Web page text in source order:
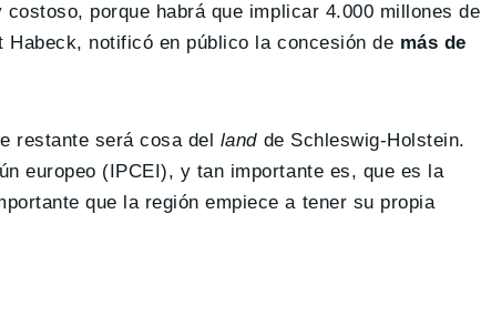
porque habrá que implicar 4.000 millones de
notificó en público la concesión de más de
restante será cosa del land de Schleswig-Holstein.
europeo (IPCEI), y tan importante es, que es la
que la región empiece a tener su propia